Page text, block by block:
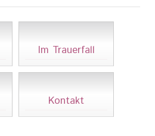
Im Trauerfall
Kontakt